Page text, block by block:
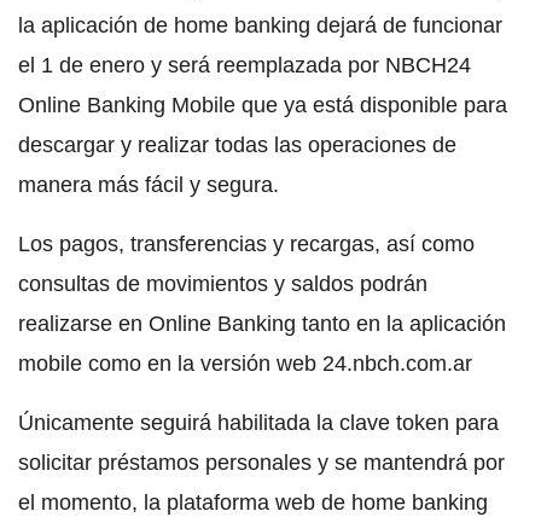
la aplicación de home banking dejará de funcionar
el 1 de enero y será reemplazada por NBCH24
Online Banking Mobile que ya está disponible para
descargar y realizar todas las operaciones de
manera más fácil y segura.
Los pagos, transferencias y recargas, así como
consultas de movimientos y saldos podrán
realizarse en Online Banking tanto en la aplicación
mobile como en la versión web 24.nbch.com.ar
Únicamente seguirá habilitada la clave token para
solicitar préstamos personales y se mantendrá por
el momento, la plataforma web de home banking